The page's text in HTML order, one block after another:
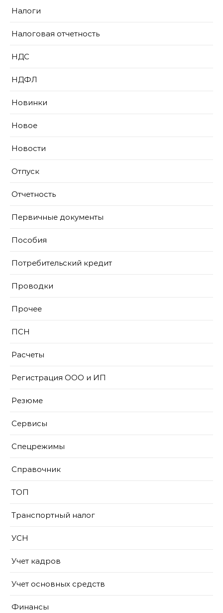
Налоги
Налоговая отчетность
НДС
НДФЛ
Новинки
Новое
Новости
Отпуск
Отчетность
Первичные документы
Пособия
Потребительский кредит
Проводки
Прочее
ПСН
Расчеты
Регистрация ООО и ИП
Резюме
Сервисы
Спецрежимы
Справочник
ТОП
Транспортный налог
УСН
Учет кадров
Учет основных средств
Финансы